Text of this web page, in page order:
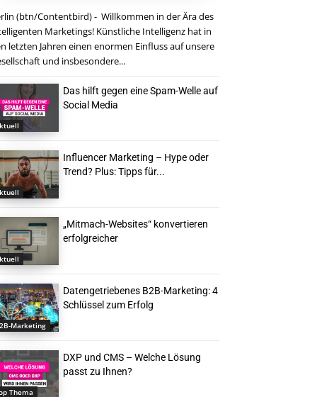
(btn/Contentbird) - Willkommen in der Ära des
Marketings! Künstliche Intelligenz hat in
letzten Jahren einen enormen Einfluss auf unsere
und insbesondere...
Das hilft gegen eine Spam-Welle auf
Social Media
Influencer Marketing – Hype oder
Trend? Plus: Tipps für...
„Mitmach-Websites“ konvertieren
erfolgreicher
Marketing
Datengetriebenes B2B-Marketing: 4
Schlüssel zum Erfolg
Thema
DXP und CMS – Welche Lösung
passt zu Ihnen?